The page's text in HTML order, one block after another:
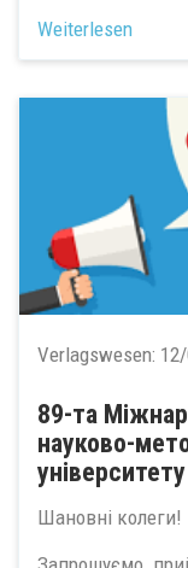
Weiterlesen
Verlagswesen:
89-та
науково-
університету
Шановні колеги!